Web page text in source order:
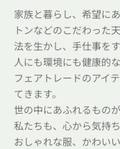
家族と暮らし、希望に
トンなどのこだわった
法を生かし、手仕事をす
人にも環境にも健康的
フェアトレードのアイ
てきます。
世の中にあふれるもの
私たちも、心から気持
おしゃれな服、かわい